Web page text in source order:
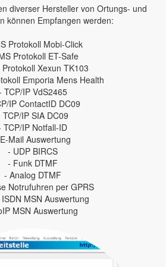
diverser Hersteller von Ortungs- und
können Empfangen werden:
Protokoll Mobi-Click
Protokoll ET-Safe
Xexun TK103
Emporia Mens Health
TCP/IP VdS2465
IP ContactID DC09
TCP/IP SIA DC09
TCP/IP Notfall-ID
Mail Auswertung
- UDP BIRCS
- Funk DTMF
- Analog DTMF
Notrufuhren per GPRS
MSN Auswertung
MSN Auswertung